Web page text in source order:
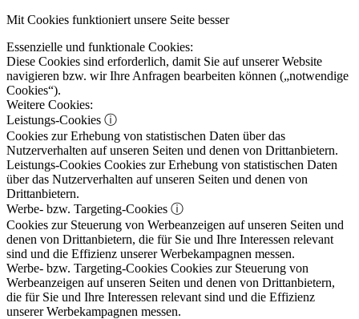
Mit Cookies funktioniert unsere Seite besser
Essenzielle und funktionale Cookies:
Diese Cookies sind erforderlich, damit Sie auf unserer Website
navigieren bzw. wir Ihre Anfragen bearbeiten können („notwendige
Cookies“).
Weitere Cookies:
Leistungs-Cookies ⓘ
Cookies zur Erhebung von statistischen Daten über das
Nutzerverhalten auf unseren Seiten und denen von Drittanbietern.
Leistungs-Cookies Cookies zur Erhebung von statistischen Daten
über das Nutzerverhalten auf unseren Seiten und denen von
Drittanbietern.
Werbe- bzw. Targeting-Cookies ⓘ
Cookies zur Steuerung von Werbeanzeigen auf unseren Seiten und
denen von Drittanbietern, die für Sie und Ihre Interessen relevant
sind und die Effizienz unserer Werbekampagnen messen.
Werbe- bzw. Targeting-Cookies Cookies zur Steuerung von
Werbeanzeigen auf unseren Seiten und denen von Drittanbietern,
die für Sie und Ihre Interessen relevant sind und die Effizienz
unserer Werbekampagnen messen.